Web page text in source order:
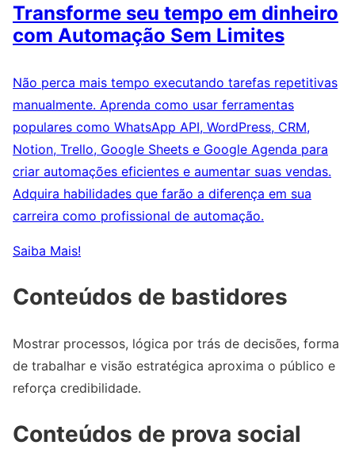
Transforme seu tempo em dinheiro
com Automação Sem Limites
Não perca mais tempo executando tarefas repetitivas
manualmente. Aprenda como usar ferramentas
populares como WhatsApp API, WordPress, CRM,
Notion, Trello, Google Sheets e Google Agenda para
criar automações eficientes e aumentar suas vendas.
Adquira habilidades que farão a diferença em sua
carreira como profissional de automação.
Saiba Mais!
Conteúdos de bastidores
Mostrar processos, lógica por trás de decisões, forma
de trabalhar e visão estratégica aproxima o público e
reforça credibilidade.
Conteúdos de prova social